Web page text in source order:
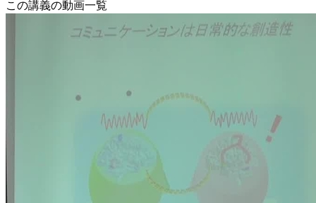
この講義の動画一覧